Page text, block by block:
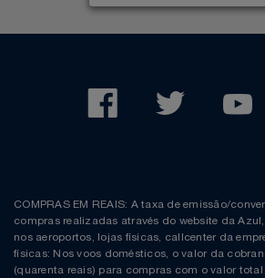
COMPRAS EM REAIS: A taxa de emissão/
compras realizadas através do website da
nos aeroportos, lojas físicas, callcenter da
físicas: Nos voos domésticos, o valor da
(quarenta reais) para compras com o valor